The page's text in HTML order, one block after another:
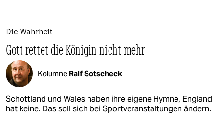
Die Wahrheit
Gott rettet die Königin nicht mehr
Kolumne Ralf Sotscheck
Schottland und Wales haben ihre eigene Hymne, England
hat keine. Das soll sich bei Sportveranstaltungen ändern.